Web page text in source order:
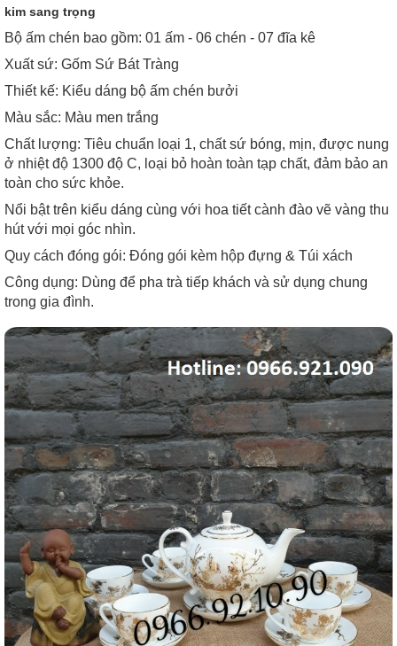
kim sang trọng
Bộ ấm chén bao gồm: 01 ấm - 06 chén - 07 đĩa kê
Xuất sứ: Gốm Sứ Bát Tràng
Thiết kế: Kiểu dáng bộ ấm chén bưởi
Màu sắc: Màu men trắng
Chất lượng: Tiêu chuẩn loại 1, chất sứ bóng, mịn, được nung
ở nhiệt độ 1300 độ C, loại bỏ hoàn toàn tạp chất, đảm bảo an
toàn cho sức khỏe.
Nổi bật trên kiểu dáng cùng với hoa tiết cành đào vẽ vàng thu
hút với mọi góc nhìn.
Quy cách đóng gói: Đóng gói kèm hộp đựng & Túi xách
Công dụng: Dùng để pha trà tiếp khách và sử dụng chung
trong gia đình.